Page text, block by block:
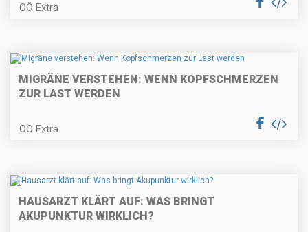
OÖ Extra
MIGRÄNE VERSTEHEN: WENN KOPFSCHMERZEN
ZUR LAST WERDEN
OÖ Extra
HAUSARZT KLÄRT AUF: WAS BRINGT
AKUPUNKTUR WIRKLICH?